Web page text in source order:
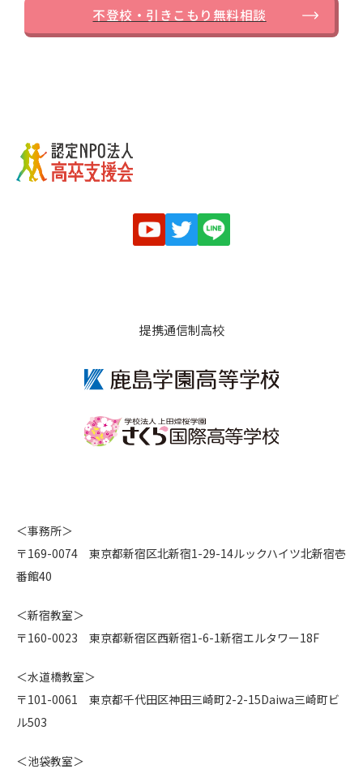
不登校・引きこもり無料相談
提携通信制高校
＜事務所＞
〒169-0074 東京都新宿区北新宿1-29-14ルックハイツ北新宿壱
番館40
＜新宿教室＞
〒160-0023 東京都新宿区西新宿1-6-1新宿エルタワー18F
＜水道橋教室＞
〒101-0061 東京都千代田区神田三崎町2-2-15Daiwa三崎町ビ
ル503
＜池袋教室＞